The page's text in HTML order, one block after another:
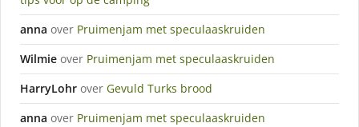
anna over Pruimenjam met speculaaskruiden
Wilmie over Pruimenjam met speculaaskruiden
HarryLohr over Gevuld Turks brood
anna over Pruimenjam met speculaaskruiden